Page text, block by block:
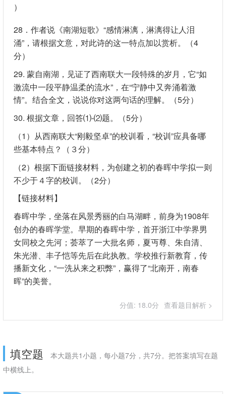
）
28．作者说《南湖短歌》“感情淋漓，淋漓得让人泪
涌”，请根据文意，对此诗的这一特点加以赏析。（4
分）
29. 蒙自南湖，见证了西南联大一段特殊的岁月，它“如
激流中一段平静温柔的流水”，在“宁静中又奔涌着激
情”。结合全文，说说你对这两句话的理解。（5分）
30. 根据文章，回答⑴-⑵题。（5分）
（1）从西南联大“刚毅坚卓”的校训看，“校训”应具备哪
些基本特点？（３分）
（2）根据下面链接材料，为创建之初的春晖中学拟一则
不少于４字的校训。（2分）
【链接材料】
春晖中学，坐落在风景秀丽的白马湖畔，前身为1908年
创办的春晖学堂。早期的春晖中学，首开浙江中学界男
女同校之先河；荟萃了一大批名师，夏丏尊、朱自清、
朱光潜、丰子恺等先后在此执教。学校推行新教育，传
播新文化，“一洗从来之积弊”，赢得了“北南开，南春
晖”的美誉。
分值: 18.0分 查看题目解析 >
填空题
本大题共1小题，每小题7分，共7分。把答案填写在题
中横线上。